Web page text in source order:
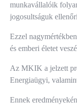
munkavállalóik
jogosultságuk
Ezzel
és emberi életet
Az MKIK a jelzett
Energiaügyi,
Ennek